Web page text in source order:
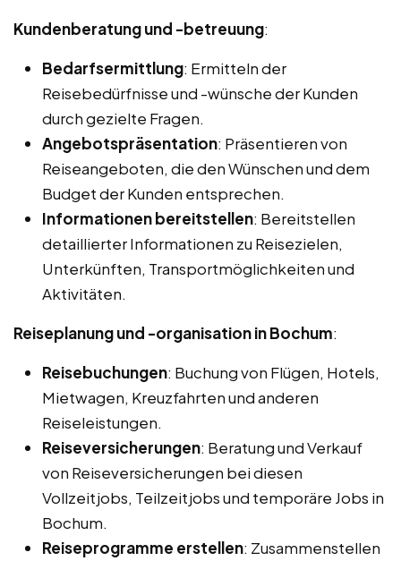
Kundenberatung und -betreuung:
Bedarfsermittlung: Ermitteln der
Reisebedürfnisse und -wünsche der Kunden
durch gezielte Fragen.
Angebotspräsentation: Präsentieren von
Reiseangeboten, die den Wünschen und dem
Budget der Kunden entsprechen.
Informationen bereitstellen: Bereitstellen
detaillierter Informationen zu Reisezielen,
Unterkünften, Transportmöglichkeiten und
Aktivitäten.
Reiseplanung und -organisation in Bochum:
Reisebuchungen: Buchung von Flügen, Hotels,
Mietwagen, Kreuzfahrten und anderen
Reiseleistungen.
Reiseversicherungen: Beratung und Verkauf
von Reiseversicherungen bei diesen
Vollzeitjobs, Teilzeitjobs und temporäre Jobs in
Bochum.
Reiseprogramme erstellen: Zusammenstellen